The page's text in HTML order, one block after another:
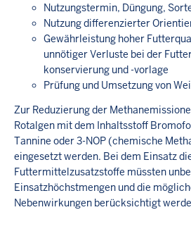
Nutzungstermin, Düngung,
Nutzung differenzierter
Gewährleistung hoher
unnötiger Verluste bei der
konservierung und -vorlage
Prüfung und Umsetzung von
Zur Reduzierung der
Rotalgen mit dem Inhaltsstoff
Tannine oder 3-NOP (chemische
eingesetzt werden. Bei dem Einsatz
Futtermittelzusatzstoffe müssten
Einsatzhöchstmengen und die
Nebenwirkungen berücksichtigt